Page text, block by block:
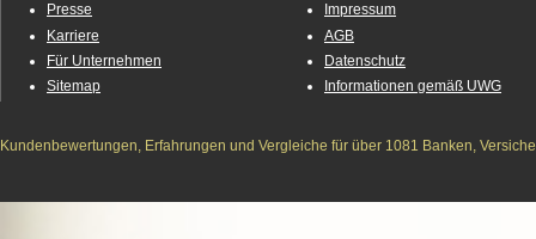
Presse
Karriere
Für Unternehmen
Sitemap
Impressum
AGB
Datenschutz
Informationen gemäß UWG
Kundenbewertungen, Erfahrungen und Vergleiche für über 1081 Banken,